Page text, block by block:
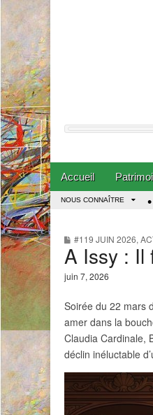
Main menu
Skip to content
Accueil
Sub menu
NOUS CONNAÎTRE
#119 JUIN 2026,
A Issy : Il
juin 7, 2026
Soirée du 22 mars
amer dans la
Claudia Cardinale,
déclin inéluctable